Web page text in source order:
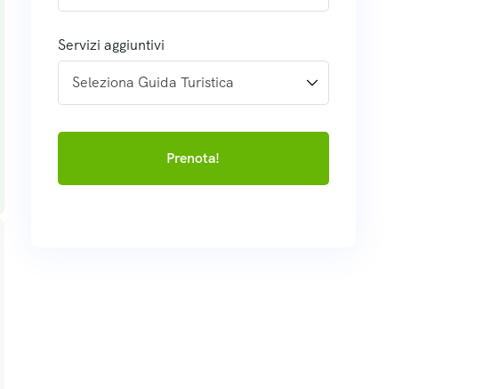
Servizi aggiuntivi
Prenota!